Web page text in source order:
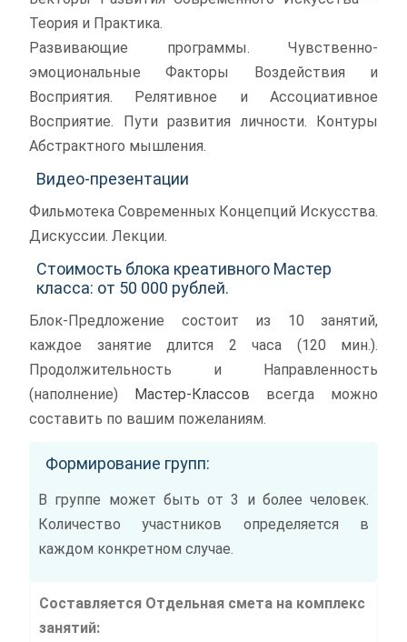
Теория и Практика.
Развивающие программы. Чувственно-
эмоциональные Факторы Воздействия и
Восприятия. Релятивное и Ассоциативное
Восприятие. Пути развития личности. Контуры
Абстрактного мышления.
Видео-презентации
Фильмотека Современных Концепций Искусства.
Дискуссии. Лекции.
Стоимость блока креативного Мастер
класса: от 50 000 рублей.
Блок-Предложение состоит из 10 занятий,
каждое занятие длится 2 часа (120 мин.).
Продолжительность и Направленность
(наполнение) Мастер-Классов всегда можно
составить по вашим пожеланиям.
Формирование групп:
В группе может быть от 3 и более человек.
Количество участников определяется в
каждом конкретном случае.
Составляется Отдельная смета на комплекс
занятий: